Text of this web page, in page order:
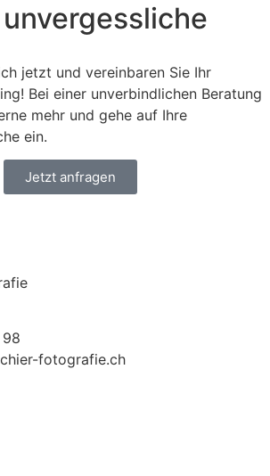
jetzt und vereinbaren Sie Ihr
Bei einer unverbindlichen Beratung
mehr und gehe auf Ihre
ein.
Jetzt anfragen
fotografie.ch